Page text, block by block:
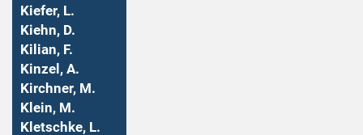
Kiefer, L.
Kiehn, D.
Kilian, F.
Kinzel, A.
Kirchner, M.
Klein, M.
Kletschke, L.